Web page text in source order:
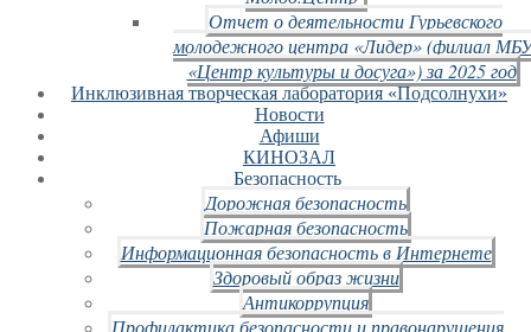
Отчет о деятельности Гурьевского
молодежного центра «Лидер» (филиал
«Центр культуры и досуга») за 2025 год
Инклюзивная творческая лаборатория «Подсолнухи»
Новости
Афиши
КИНОЗАЛ
Безопасность
Дорожная безопасность
Пожарная безопасность
Информационная безопасность в Интернете
Здоровый образ жизни
Антикоррупция